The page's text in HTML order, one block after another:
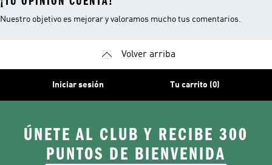
Nuestro objetivo es mejorar y valoramos mucho tus comentarios.
Volver arriba
Iniciar sesión Tu carrito (0)
ÚNETE AL CLUB Y RECIBE 300
PUNTOS DE BIENVENIDA